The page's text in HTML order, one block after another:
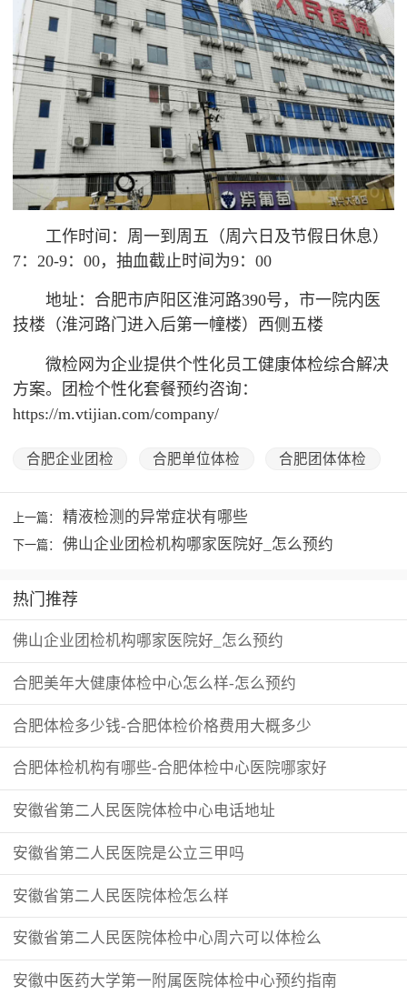
工作时间：周一到周五（周六日及节假日休息）
7：20-9：00，抽血截止时间为9：00
地址：合肥市庐阳区淮河路390号，市一院内医
技楼（淮河路门进入后第一幢楼）西侧五楼
微检网为企业提供个性化员工健康体检综合解决
方案。团检个性化套餐预约咨询：
https://m.vtijian.com/company/
合肥企业团检 合肥单位体检 合肥团体体检
上一篇： 精液检测的异常症状有哪些
下一篇： 佛山企业团检机构哪家医院好_怎么预约
热门推荐
佛山企业团检机构哪家医院好_怎么预约
合肥美年大健康体检中心怎么样-怎么预约
合肥体检多少钱-合肥体检价格费用大概多少
合肥体检机构有哪些-合肥体检中心医院哪家好
安徽省第二人民医院体检中心电话地址
安徽省第二人民医院是公立三甲吗
安徽省第二人民医院体检怎么样
安徽省第二人民医院体检中心周六可以体检么
安徽中医药大学第一附属医院体检中心预约指南